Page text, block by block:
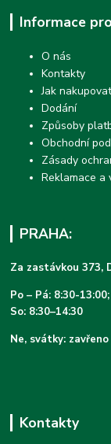
Informace
O nás
Kontakty
Jak
Dodání
Způsoby
Obchodní
Zásady
Reklamace a
PRAHA:
Za zastávkou 373,
Po – Pá: 8:30-
So: 8:30–14:30
Ne, svátky: zavřeno
Kontakty